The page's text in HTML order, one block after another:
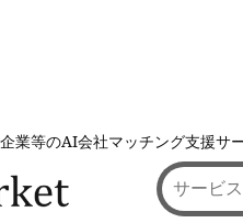
業等のAI会社マッチング支援サ
は AI Market 記事一覧
のモデル